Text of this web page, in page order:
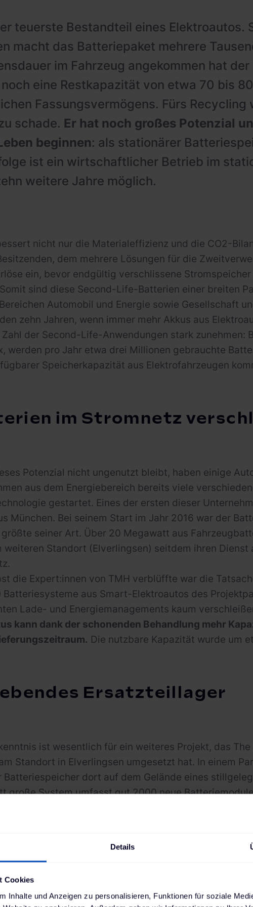
Details
Cookies
Inhalte und Anzeigen zu personalisieren, Funktionen für soziale
teuerste Bestandteil eines Elektroautos.
macht das Batteriepaket mehrere
im Fahrzeug angekommen hat der
eine Restkapazität von etwa 70 bis
Fassungsvermögens. Fürs Recycling
schade. Er hat noch großes Potenzial
beginnen: als stationärer
ist ein wirtschaftlicher Betrieb im
weitere Jahre möglich.
nicht nur die Materialeffizienz und die CO2-
dem mehrere Lösungen für die
ein, bevor endgültig verschlissene
sind diese Second-Life-Batterien einer breiten
Automobil und Energie sowie Gesellschaft
zehn Jahren, wenn immer mehr Akkus aus
der Second-Life-Anwendungen stark zunehmen:
werden pro Jahr etwa drei Millionen gebrauchte
Speicherkapazität aus Elektrofahrzeugen
im Stromnetz
Potenzial nicht ungenutzt bleibt, haben einige
aus dem Energiebereich bereits viele
gestartet. Eines der ersten dieser
München. Bei seinem Start im Jahr 2016 war der
seiner Art. Über 20 Megawatt aus
weiteren Standort (Elverlingsen) seitdem ihren
die Expert:innen von TMH verblüffte war die
Batteriesysteme aus Smart-Elektroautos des
Lade- und Energiemanagements kaum
kann dank der schonenden Behandlung mehr
Die nutzbare Kapazität wurde um
Ersatzteillager
ist wesentlich für ein weiteres Projekt, das
Standort in Elverlingsen umgesetzt hat. In einem
Batteriespeicher dort auf dem Gelände eines
große System umfasst gut 2000 neue
lebendes Ersatzteillager. Die Module sind für rund
Bedarf jederzeit entnommen werden, um
Für die spätere Leistungsfähigkeit des Akkus ist sein
Damit er für den Einbau in einem Fahrzeug
und schonend be- und entladen werden. Was, wie
der Kapazität geht.